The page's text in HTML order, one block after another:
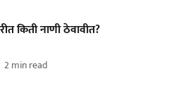
किती नाणी ठेवावीत?
2min read